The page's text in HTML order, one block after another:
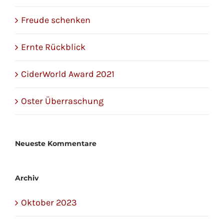
Freude schenken
Ernte Rückblick
CiderWorld Award 2021
Oster Überraschung
Neueste Kommentare
Archiv
Oktober 2023